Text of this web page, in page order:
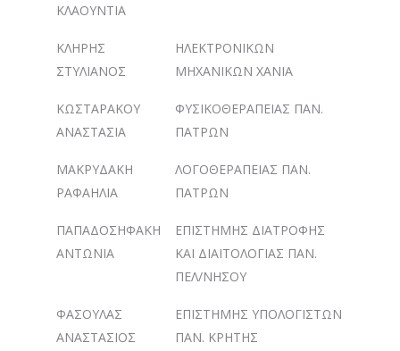
ΚΛΑΟΥΝΤΙΑ
ΚΛΗΡΗΣ
ΣΤΥΛΙΑΝΟΣ
ΗΛΕΚΤΡΟΝΙΚΩΝ
ΜΗΧΑΝΙΚΩΝ ΧΑΝΙΑ
ΚΩΣΤΑΡΑΚΟΥ
ΑΝΑΣΤΑΣΙΑ
ΦΥΣΙΚΟΘΕΡΑΠΕΙΑΣ ΠΑΝ.
ΠΑΤΡΩΝ
ΜΑΚΡΥΔΑΚΗ
ΡΑΦΑΗΛΙΑ
ΛΟΓΟΘΕΡΑΠΕΙΑΣ ΠΑΝ.
ΠΑΤΡΩΝ
ΠΑΠΑΔΟΣΗΦΑΚΗ
ΑΝΤΩΝΙΑ
ΕΠΙΣΤΗΜΗΣ ΔΙΑΤΡΟΦΗΣ
ΚΑΙ ΔΙΑΙΤΟΛΟΓΙΑΣ ΠΑΝ.
ΠΕΛ/ΝΗΣΟΥ
ΦΑΣΟΥΛΑΣ
ΑΝΑΣΤΑΣΙΟΣ
ΕΠΙΣΤΗΜΗΣ ΥΠΟΛΟΓΙΣΤΩΝ
ΠΑΝ. ΚΡΗΤΗΣ